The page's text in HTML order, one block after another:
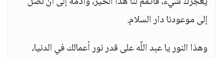
إلى موعودنا دار السلام.
وهذا النور يا عبد اللَّه على قدر نور أعمالك في الدنيا،